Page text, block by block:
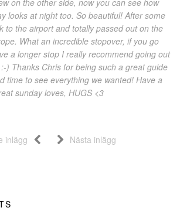
on the other side, now you can see how
looks at night too. So beautiful! After some
to the airport and totally passed out on the
What an incredible stopover, if you go
a longer stop I really recommend going out
) Thanks Chris for being such a great guide
time to see everything we wanted! Have a
sunday loves, HUGS <3
inlägg Nästa inlägg